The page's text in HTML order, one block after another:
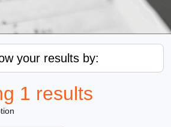
your results by:
1 results